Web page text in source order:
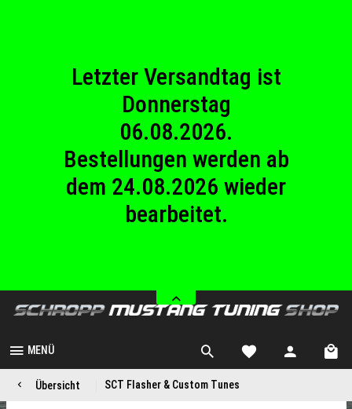
Letzter Versandtag ist
Donnerstag
06.08.2026.
Bestellungen werden ab
dem 24.08.2026 wieder
bearbeitet.
23.08.2026
Betriebsferien.
MENÜ
Übersicht SCT Flasher & Custom Tunes